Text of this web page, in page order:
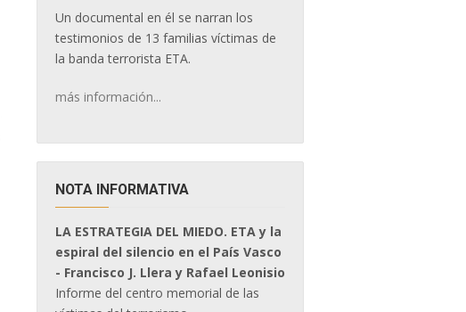
Un documental en él se narran los
testimonios de 13 familias víctimas de
la banda terrorista ETA.
más información...
NOTA INFORMATIVA
LA ESTRATEGIA DEL MIEDO. ETA y la
espiral del silencio en el País Vasco
- Francisco J. Llera y Rafael Leonisio
Informe del centro memorial de las